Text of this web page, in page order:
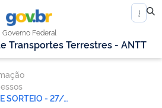
Governo Federal
Transportes Terrestres - ANTT
SESSÃO PÚBLICA DE SORTEIO - 27/01/2023